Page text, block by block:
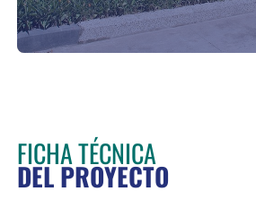
FICHA TÉCNICA
DEL PROYECTO